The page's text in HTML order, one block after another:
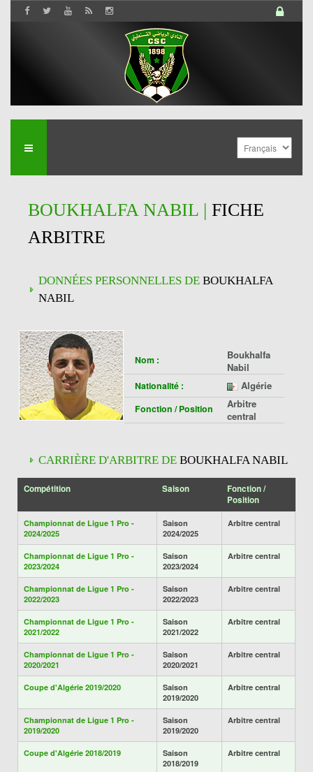
BOUKHALFA NABIL | FICHE
ARBITRE
DONNÉES PERSONNELLES DE BOUKHALFA
NABIL
Nom :
Boukhalfa
Nabil
Nationalité : Algérie
Fonction / Position
Arbitre
central
CARRIÈRE D'ARBITRE DE BOUKHALFA NABIL
Compétition Saison
Fonction /
Position
Championnat de Ligue 1 Pro -
2024/2025
Saison
2024/2025
Arbitre central
Championnat de Ligue 1 Pro -
2023/2024
Saison
2023/2024
Arbitre central
Championnat de Ligue 1 Pro -
2022/2023
Saison
2022/2023
Arbitre central
Championnat de Ligue 1 Pro -
2021/2022
Saison
2021/2022
Arbitre central
Championnat de Ligue 1 Pro -
2020/2021
Saison
2020/2021
Arbitre central
Coupe d'Algérie 2019/2020
Saison
2019/2020
Arbitre central
Championnat de Ligue 1 Pro -
2019/2020
Saison
2019/2020
Arbitre central
Coupe d'Algérie 2018/2019
Saison
2018/2019
Arbitre central